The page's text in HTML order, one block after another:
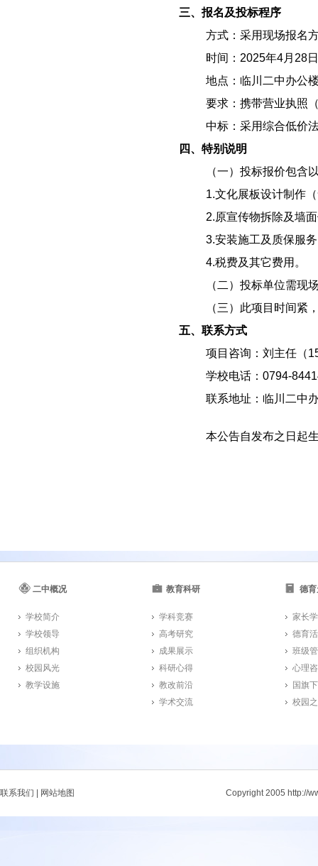
三、报名及投标程序
方式：采用现场报名
时间： 2025年4月 28日
地点：临川二中办公
要求：携带营业执照
中标：采用综合低价
四、特别说明
（一）投标报价包含
1.文化展板设计制作
2.原宣传物拆除及墙
3.安装施工及质保服
4.税费及其它费用。
（二）投标单位需现
（三）此项目时间紧
五、联系方式
项目咨询：刘主任（
学校电话： 0794-
联系地址：临川二中
本公告自发布之日起
二中概况
学校简介
学校领导
组织机构
校园风光
教学设施
教育科研
学科竞赛
高考研究
成果展示
科研心得
教改前沿
学术交流
德
家长
德育
班级
心理
国旗
校园
联系我们 网站地图 Copyright 2005 http://